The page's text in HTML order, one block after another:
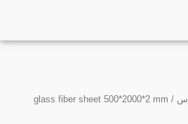
/ glass fiber sheet 500*2000*2 mm